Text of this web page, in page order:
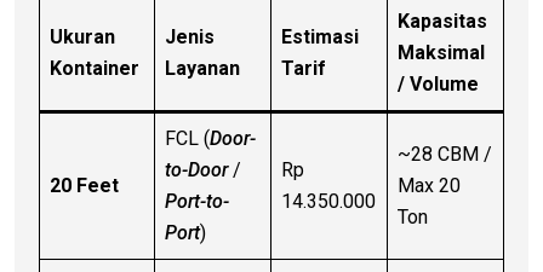
Ukuran
Kontainer
Jenis
Layanan
Estimasi
Tarif
Kapasitas
Maksimal
/ Volume
20 Feet
FCL (Door-
to-Door/
Port-to-
Port)
Rp
14.350.000
~28 CBM /
Max 20
Ton